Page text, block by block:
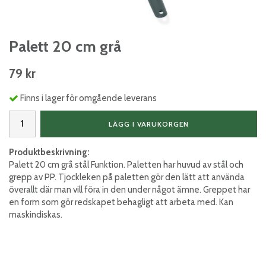
Palett 20 cm grå
79 kr
Finns i lager för omgående leverans
LÄGG I VARUKORGEN
Produktbeskrivning:
Palett 20 cm grå stål Funktion. Paletten har huvud av stål och
grepp av PP. Tjockleken på paletten gör den lätt att använda
överallt där man vill föra in den under något ämne. Greppet har
en form som gör redskapet behagligt att arbeta med. Kan
maskindiskas.